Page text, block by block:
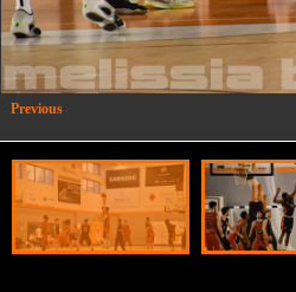
2/22
Previous